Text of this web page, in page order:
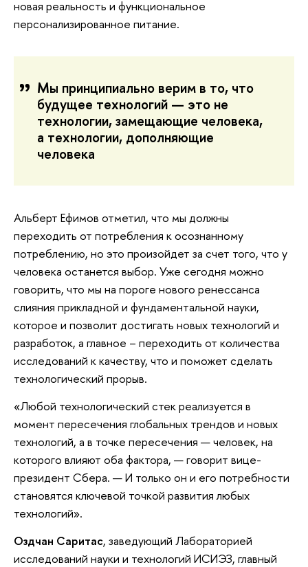
новая реальность и функциональное
персонализированное питание.
Мы принципиально верим в то, что
будущее технологий — это не
технологии, замещающие человека,
а технологии, дополняющие
человека
Альберт Ефимов отметил, что мы должны
переходить от потребления к осознанному
потреблению, но это произойдет за счет того, что у
человека останется выбор. Уже сегодня можно
говорить, что мы на пороге нового ренессанса
слияния прикладной и фундаментальной науки,
которое и позволит достигать новых технологий и
разработок, а главное – переходить от количества
исследований к качеству, что и поможет сделать
технологический прорыв.
«Любой технологический стек реализуется в
момент пересечения глобальных трендов и новых
технологий, а в точке пересечения — человек, на
которого влияют оба фактора, — говорит вице-
президент Сбера. — И только он и его потребности
становятся ключевой точкой развития любых
технологий».
Оздчан Саритас, заведующий Лабораторией
исследований науки и технологий ИСИЭЗ, главный